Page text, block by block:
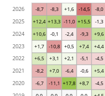
-6,7 -11,1 +17,8 +8,7 -4,5
-8,2 +7,0 -6,4 -0,6 +5,4
+6,5 +3,1 +2,1 -5,1 -4,5
+1,7 -10,8 +0,5 +7,4 +4,4
+10,6 -0,1 -2,4 -9,3 +9,6
+12,4 +13,3 -11,0 +15,5 -1,3
-8,7 -8,3 +1,6 -14,5 -8,0
2020
2021
2022
2023
2024
2025
2026